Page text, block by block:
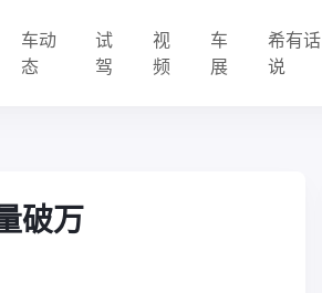
车动
态
试
驾
视
频
车
展
希有话
说
破万